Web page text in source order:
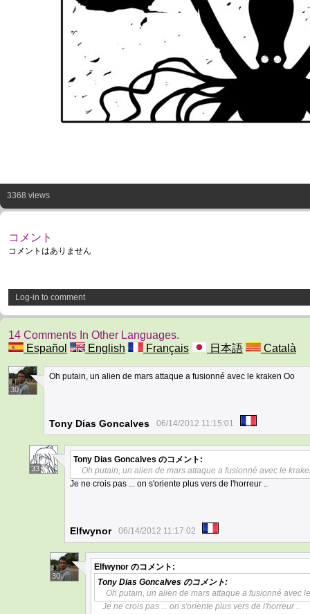
3368 views
コメント
コメントはありません
Log-in to comment
14 Comments In Other Languages.
Español
English Français 日本語 Català
30
Oh putain, un alien de mars attaque a fusionné avec le kraken Oo
Tony Dias Goncalves 06/14/2012 11:15:01
33
Tony Dias Goncalves のコメント:
Oh putain, un alien de mars attaque a fusionné avec le
Je ne crois pas ... on s'oriente plus vers de l'horreur ..
Elfwynor 06/14/2012 11:17:02
30
Elfwynor のコメント:
Tony Dias Goncalves のコメント:
Oh putain, un alien de mars attaque a fusionné avec
Je ne crois pas ... on s'oriente plus vers de l'horreur ..